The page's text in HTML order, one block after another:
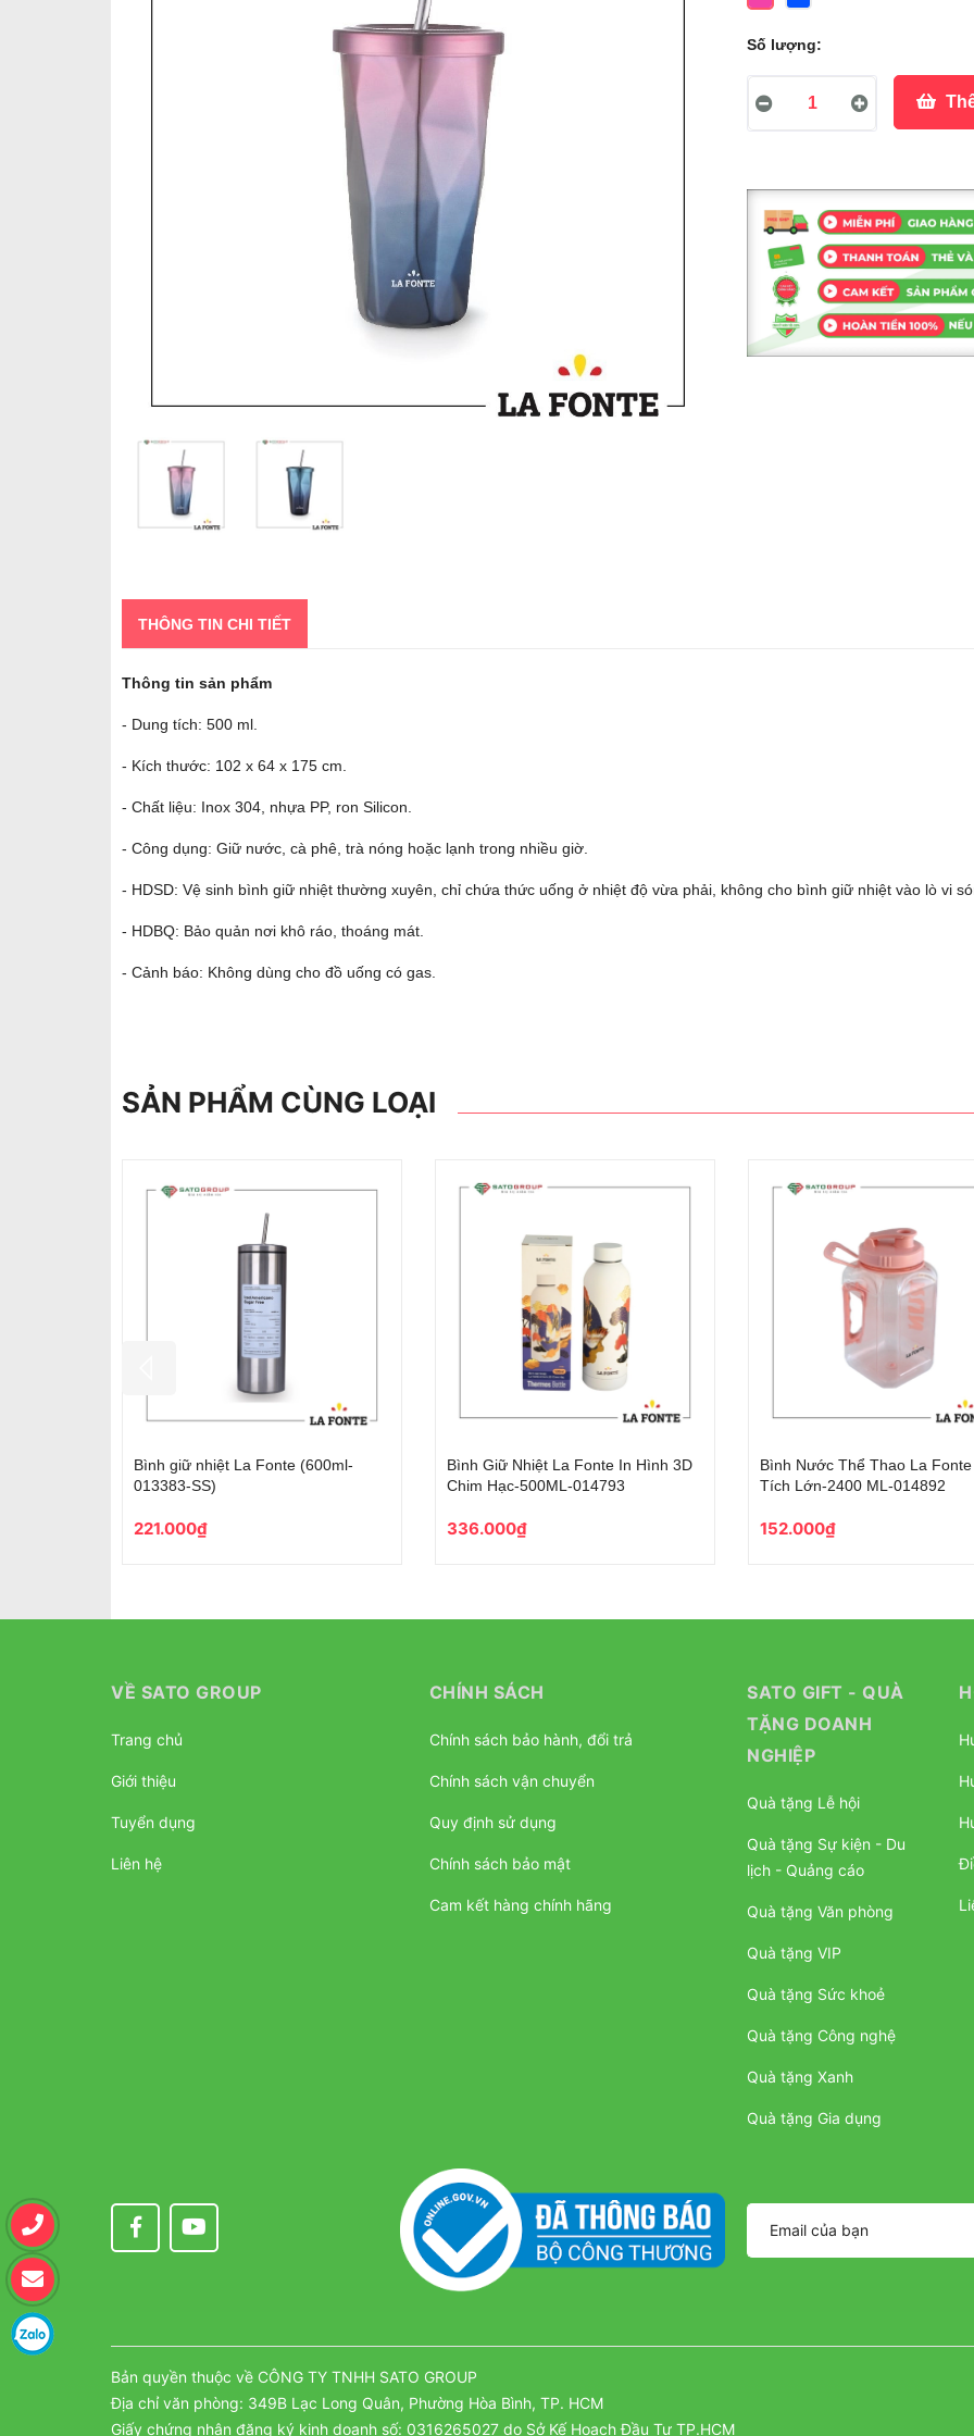
Số lượng:
THÔNG TIN CHI TIẾT
Thông tin sản phẩm
- Dung tích: 500 ml.
- Kích thước: 102 x 64 x 175 cm.
- Chất liệu: Inox 304, nhựa PP, ron Silicon.
- Công dụng: Giữ nước, cà phê, trà nóng hoặc lạnh trong nhiều giờ.
- HDSD: Vệ sinh bình giữ nhiệt thường xuyên, chỉ chứa thức uống ở nhiệt độ vừa phải, không cho bình giữ nhiệt vào lò vi
- HDBQ: Bảo quản nơi khô ráo, thoáng mát.
- Cảnh báo: Không dùng cho đồ uống có gas.
SẢN PHẨM CÙNG LOẠI
Bình Nước Thể Thao La Fonte Dung
Tích Lớn-2400 ML-014892
152.000₫
Bình Nước Thể Thao La Fonte Dung
Tích Lớn-2400 ML-014892-BLU
152.000₫
Bình Giữ Nhiệt
Phong Cách La
277.000₫
VỀ SATO GROUP
Trang chủ
Giới thiệu
Tuyển dụng
Liên hệ
CHÍNH SÁCH
Chính sách bảo hành, đổi trả
Chính sách vận chuyển
Quy định sử dụng
Chính sách bảo mật
Cam kết hàng chính hãng
SATO GIFT - QUÀ
TẶNG DOANH
NGHIỆP
Quà tặng Lễ hội
Quà tặng Sự kiện - Du
lịch - Quảng cáo
Quà tặng Văn phòng
Quà tặng VIP
Quà tặng Sức khoẻ
Quà tặng Công nghệ
Quà tặng Xanh
Quà tặng Gia dụng
Bản quyền thuộc về CÔNG TY TNHH SATO GROUP
Địa chỉ văn phòng: 349B Lạc Long Quân, Phường Hòa Bình, TP. HCM
Giấy chứng nhận đăng ký kinh doanh số: 0316265027 do Sở Kế Hoạch Đầu Tư TP.HCM